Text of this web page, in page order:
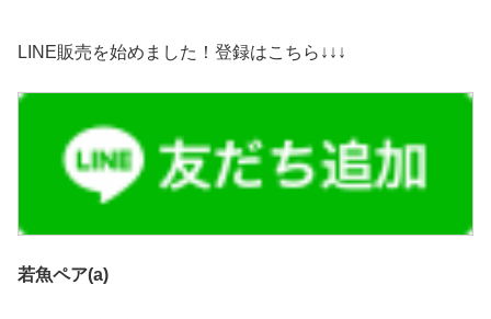
LINE販売を始めました！登録はこちら↓↓↓
若魚ペア(a)